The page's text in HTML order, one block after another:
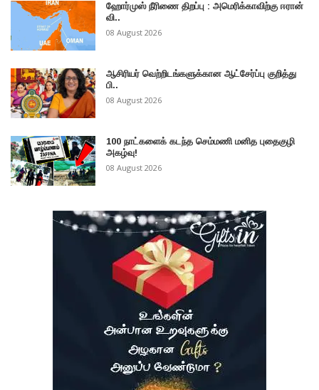
ஹோர்முஸ் நீரிணை திறப்பு : அமெரிக்காவிற்கு ஈரான்
வி..
08 August 2026
ஆசிரியர் வெற்றிடங்களுக்கான ஆட்சேர்ப்பு குறித்து
பி..
08 August 2026
100 நாட்களைக் கடந்த செம்மணி மனித புதைகுழி
அகழ்வு!
08 August 2026